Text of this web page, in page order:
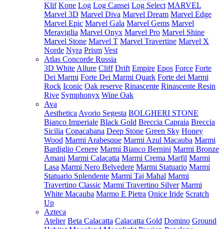
Klif Kone Log Log Cansei Log Select MARVEL
Marvel 3D Marvel Diva Marvel Dream Marvel Edge
Marvel Epic Marvel Gala Marvel Gems Marvel
Meraviglia Marvel Onyx Marvel Pro Marvel Shine
Marvel Stone Marvel T Marvel Travertine Marvel X
Norde Nyra Prism Vest
Atlas Concorde Russia
3D White Allure Cliff Drift Empire Epos Force Forte
Dei Marmi Forte Dei Marmi Quark Forte dei Marmi
Rock Iconic Oak reserve Rinascente Rinascente Resin
Rive Symphonyx Wine Oak
Ava
Aesthetica Avorio Segesta BOLGHERI STONE
Bianco Imperiale Black Gold Breccia Capraia Breccia
Sicilia Copacabana Deep Stone Green Sky Honey
Wood Marmi Arabesque Marmi Azul Macauba Marmi
Bardiglio Cenere Marmi Bianco Bernini Marmi Bronze
Amani Marmi Calacatta Marmi Crema Marfil Marmi
Lasa Marmi Nero Belvedere Marmi Statuario Marmi
Statuario Splendente Marmi Taj Mahal Marmi
Travertino Classic Marmi Travertino Silver Marmi
White Macauba Marmo E Pietra Onice Iride Scratch
Up
Azteca
Atelier Beta Calacatta Calacatta Gold Domino Ground